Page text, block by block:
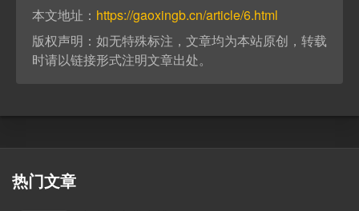
本文地址： https://gaoxingb.cn/article/6.html
版权声明：如无特殊标注，文章均为本站原创，转载
时请以链接形式注明文章出处。
热门文章